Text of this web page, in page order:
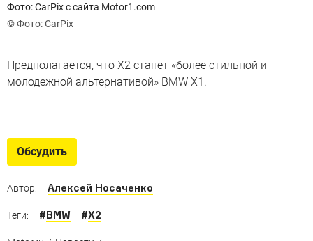
Фото: CarPix с сайта Motor1.com
© Фото: CarPix
Предполагается, что X2 станет «более стильной и
молодежной альтернативой» BMW X1.
Любите кроссоверы? Вот еще несколько крутых
моделей, которые не продаются у нас
Обсудить
Автор: Алексей Носаченко
Теги: #BMW #X2